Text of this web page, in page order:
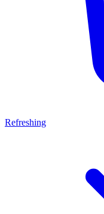
Refreshing